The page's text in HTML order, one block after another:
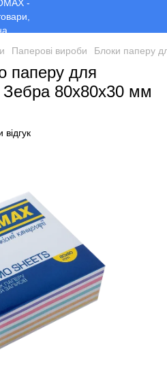
Паперові вироби Блоки паперу
паперу для
Зебра 80х80х30 мм